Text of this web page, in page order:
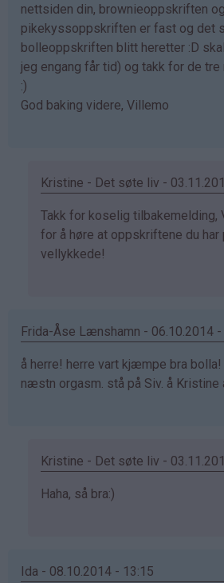
nettsiden din, brownieoppskriften og
pikekyssoppskriften er fast og det
bolleoppskriften blitt heretter :D
jeg engang får tid) og takk for de
:)
God baking videre, Villemo
Kristine - Det søte liv -
Som
svar
på
bekreftet)
Takk for koselig tilbakemelding,
for å høre at oppskriftene du
vellykkede!
Frida-Åse Lænshamn - 06.10.2014 -
å herre! herre vart kjæmpe bra
næstn orgasm. stå på Siv. å Kristine
Kristine - Det søte liv -
Som
Frida-
Haha, så bra:)
Ida - 08.10.2014 - 13:15